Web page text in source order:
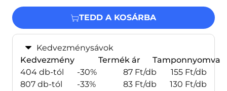
TEDD A KOSÁRBA
Kedvezménysávok
Kedvezmény
Termék ár
Tamponnyomva
404 db-tól
-30% 87 Ft/db
155 Ft/db
807 db-tól
-33% 83 Ft/db
130 Ft/db